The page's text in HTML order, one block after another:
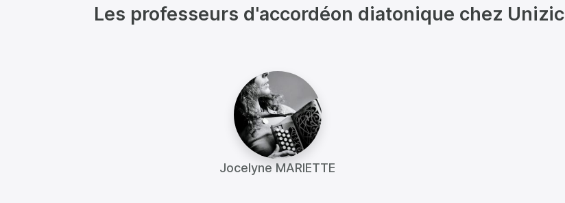
Les professeurs d'accordéon diatonique chez Unizic
Jocelyne MARIETTE